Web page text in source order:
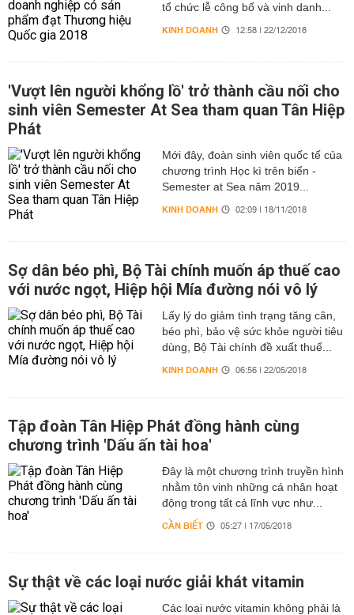
tổ chức lễ công bố và vinh danh...
KINH DOANH 12:58 | 22/12/2018
'Vượt lên người khổng lồ' trở thành cầu nối cho
sinh viên Semester At Sea tham quan Tân Hiệp
Phát
Mới đây, đoàn sinh viên quốc tế của
chương trình Học kì trên biển -
Semester at Sea năm 2019...
KINH DOANH 02:09 | 18/11/2018
Sợ dân béo phì, Bộ Tài chính muốn áp thuế cao
với nước ngọt, Hiệp hội Mía đường nói vô lý
Lấy lý do giảm tình trạng tăng cân,
béo phì, bảo vệ sức khỏe người tiêu
dùng, Bộ Tài chính đề xuất thuế...
KINH DOANH 06:56 | 22/05/2018
Tập đoàn Tân Hiệp Phát đồng hành cùng
chương trình 'Dấu ấn tài hoa'
Đây là một chương trình truyền hình
nhằm tôn vinh những cá nhân hoạt
động trong tất cả lĩnh vực như...
CẦN BIẾT 05:27 | 17/05/2018
Sự thật về các loại nước giải khát vitamin
Các loại nước vitamin không phải là